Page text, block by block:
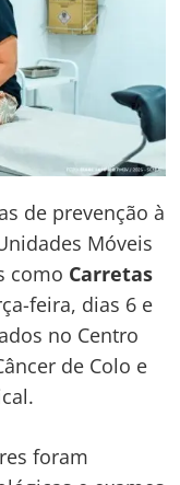
de prevenção à
Móveis
como Carretas
feira, dias 6 e
no Centro
de Colo e
foram